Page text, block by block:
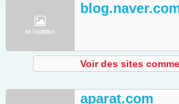
Voir des sites
aparat.com